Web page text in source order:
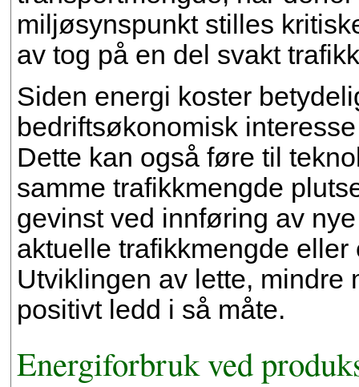
miljøsynspunkt stilles
av tog på en del svakt
Siden energi koster
bedriftsøkonomisk
Dette kan også føre til
samme trafikkmengde
gevinst ved innføring av
aktuelle trafikkmengde
Utviklingen av lette, mindre
positivt ledd i så måte.
Energiforbruk ved